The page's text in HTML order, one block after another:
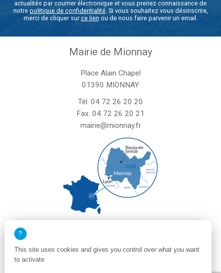
actualités par courrier électronique et vous prenez connaissance de
notre politique de confidentialité. Si vous souhaitez vous désinscrire,
merci de cliquer surce lien ou de nous faire parvenir un email.
Mairie de Mionnay
Place Alain Chapel
01390 MIONNAY
Tél. 04 72 26 20 20
Fax. 04 72 26 20 21
mairie@mionnay.fr
le vendredi de 8h30 à 12h et de 13h30 à 16h30
un samedi matin sur deux de 8h30 à 12h
This site uses cookies and gives you control over what you want
to activate